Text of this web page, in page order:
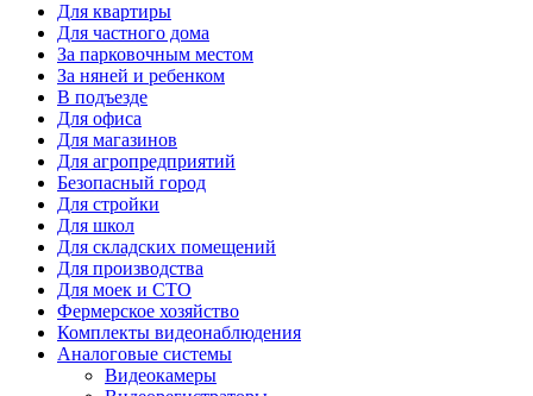
Для квартиры
Для частного дома
За парковочным местом
За няней и ребенком
В подъезде
Для офиса
Для магазинов
Для агропредприятий
Безопасный город
Для стройки
Для школ
Для складских помещений
Для производства
Для моек и СТО
Фермерское хозяйство
Комплекты видеонаблюдения
Аналоговые системы
Видеокамеры